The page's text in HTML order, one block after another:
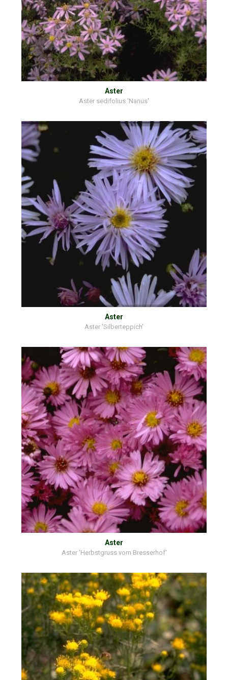
Aster
Aster sedifolius 'Nanus'
Aster
Aster 'Silberteppich'
Aster
Aster 'Herbstgruss vom Bresserhof'